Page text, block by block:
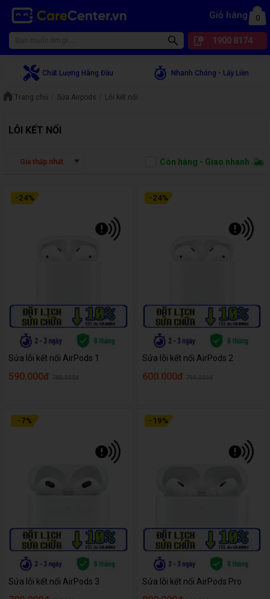
Giỏ hàng 0
1900 8174
Chất Lượng Hàng Đầu Nhanh Chóng - Lấy Liền
Trang chủ Sửa Airpods Lỗi kết nối
LỖI KẾT NỐI
Giá thấp nhất Còn hàng - Giao nhanh
- 24%
Sửa lỗi kết nối AirPods 1
590.000đ
- 24%
Sửa lỗi kết nối AirPods 2
600.000đ
- 7%
Sửa lỗi kết nối AirPods 3
- 19%
Sửa lỗi kết nối AirPods Pro